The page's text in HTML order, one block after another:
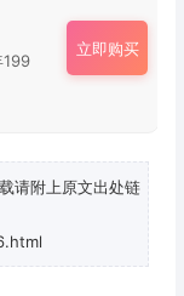
199
立即购买
请附上原文出处链